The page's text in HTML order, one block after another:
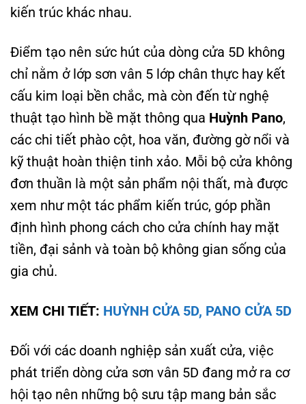
kiến trúc khác nhau.
Điểm tạo nên sức hút của dòng cửa 5D không
chỉ nằm ở lớp sơn vân 5 lớp chân thực hay kết
cấu kim loại bền chắc, mà còn đến từ nghệ
thuật tạo hình bề mặt thông qua Huỳnh Pano,
các chi tiết phào cột, hoa văn, đường gờ nổi và
kỹ thuật hoàn thiện tinh xảo. Mỗi bộ cửa không
đơn thuần là một sản phẩm nội thất, mà được
xem như một tác phẩm kiến trúc, góp phần
định hình phong cách cho cửa chính hay mặt
tiền, đại sảnh và toàn bộ không gian sống của
gia chủ.
XEM CHI TIẾT: HUỲNH CỬA 5D, PANO CỬA 5D
Đối với các doanh nghiệp sản xuất cửa, việc
phát triển dòng cửa sơn vân 5D đang mở ra cơ
hội tạo nên những bộ sưu tập mang bản sắc